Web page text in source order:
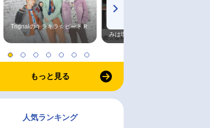
Trignalのキラキラ☆ビートＲ
みは塩だけ
もっと見る
人気ランキング